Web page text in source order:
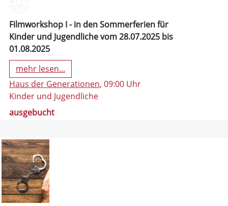
Filmworkshop I - in den Sommerferien für
Kinder und Jugendliche vom 28.07.2025 bis
01.08.2025
mehr lesen...
Haus der Generationen, 09:00 Uhr
Kinder und Jugendliche
ausgebucht